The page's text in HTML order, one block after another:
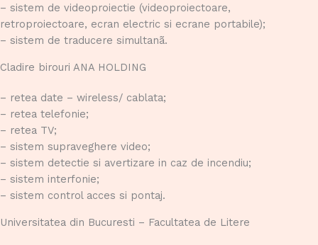
– sistem de videoproiectie (videoproiectoare,
retroproiectoare, ecran electric si ecrane portabile);
– sistem de traducere simultanã.
Cladire birouri ANA HOLDING
– retea date – wireless/ cablata;
– retea telefonie;
– retea TV;
– sistem supraveghere video;
– sistem detectie si avertizare in caz de incendiu;
– sistem interfonie;
– sistem control acces si pontaj.
Universitatea din Bucuresti – Facultatea de Litere